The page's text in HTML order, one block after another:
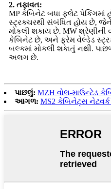
2. તફાવત:
MP કેબિનેટ બધા ફ્લેટ
સ્ટ્રક્ચરથી સંબંધિત હોય છે,
મોકલી શકાય છે. MW
કેબિનેટ છે, અને ફ્રેમ વેલ્ડેડ
બલ્કમાં મોકલી શકાતું નથી.
અલગ છે.
પાછલું: MZH વોલ-માઉન્ટેડ
આગળ: MS2 કેબિનેટ્સ